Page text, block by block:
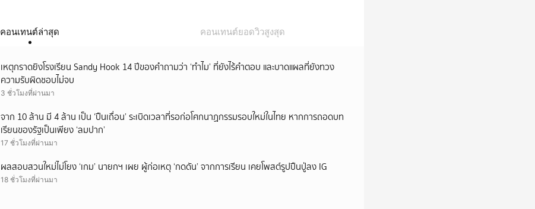
คอนเทนต์ล่าสุด คอนเทนต์ยอดวิวสูงสุด
เหตุกราดยิงโรงเรียน Sandy Hook 14 ปีของคำถามว่า ‘ทำไม’ ที่ยังไร้คำตอบ และบาดแผลที่ยังทวง
ความรับผิดชอบไม่จบ
3 ชั่วโมงที่ผ่านมา
จาก 10 ล้าน มี 4 ล้าน เป็น ‘ปืนเถื่อน’ ระเบิดเวลาที่รอก่อโศกนาฏกรรมรอบใหม่ในไทย หากการถอดบท
เรียนของรัฐเป็นเพียง ‘ลมปาก’
17 ชั่วโมงที่ผ่านมา
ผลสอบสวนใหม่ไม่โยง ‘เกม’ นายกฯ เผย ผู้ก่อเหตุ ‘กดดัน’ จากการเรียน เคยโพสต์รูปปืนปู่ลง IG
18 ชั่วโมงที่ผ่านมา